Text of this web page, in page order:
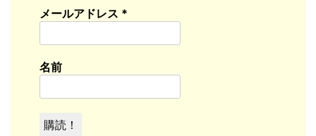
メールアドレス *
名前